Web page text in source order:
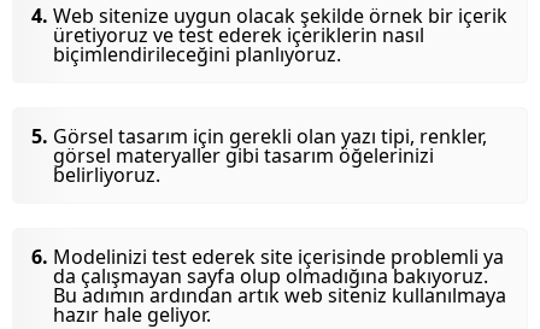
Web sitenize uygun olacak şekilde örnek bir içerik
üretiyoruz ve test ederek içeriklerin nasıl
biçimlendirileceğini planlıyoruz.
Görsel tasarım için gerekli olan yazı tipi, renkler,
görsel materyaller gibi tasarım öğelerinizi
belirliyoruz.
Modelinizi test ederek site içerisinde problemli ya
da çalışmayan sayfa olup olmadığına bakıyoruz.
Bu adımın ardından artık web siteniz kullanılmaya
hazır hale geliyor.